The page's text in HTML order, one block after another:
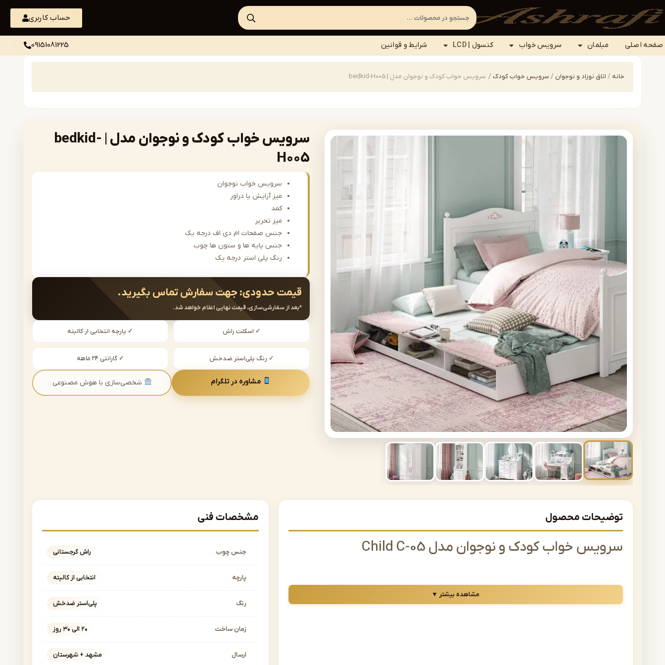
حساب کاربری
صفحه اصلی مبلمان سرویس خواب کنسول | LCD شرایط و قوانین 09151081225
خانه / اتاق نوزاد و نوجوان / سرویس خواب کودک / سرویس خواب کودک و نوجوان مدل | bedkid-H005
سرویس خواب کودک و نوجوان مدل | bedkid-
H005
سرویس خواب نوجوان
میز آرایش یا دراور
کمد
میز تحریر
جنس صفحات ام دی اف درجه یک
جنس پایه ها و ستون ها چوب
رنگ پلی استر درجه یک
قیمت حدودی: جهت سفارش تماس بگیرید.
*بعد از سفارشی‌سازی، قیمت نهایی اعلام خواهد شد.
✓ اسکلت راش ✓ پارچه انتخابی از کالیته
✓ رنگ پلی‌استر ضدخش ✓ گارانتی ۲۴ ماهه
مشاوره در تلگرام شخصی‌سازی با هوش مصنوعی
توضیحات محصول
سرویس خواب کودک و نوجوان مدل Child C-05
سرویس خواب نوزاد شامل تخت نوزاد و کودک ، دراور و کمد می باشد.
سرویس خواب نوجوان شامل تخت نوجوان ، دراور و میزآرایش ، میز تحریر و کمد می باشد.
مشاهده بیشتر ▼
مشخصات فنی
جنس چوب راش گرجستانی
پارچه انتخابی از کالیته
رنگ پلی‌استر ضدخش
زمان ساخت ۲۰ الی ۳۰ روز
ارسال مشهد + شهرستان